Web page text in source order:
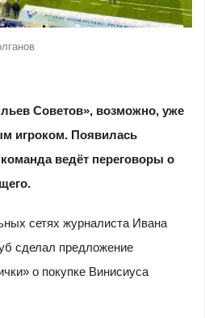
Советов», возможно, уже
игроком. Появилась
ведёт переговоры о
сетях журналиста Ивана
сделал предложение
о покупке Винисиуса